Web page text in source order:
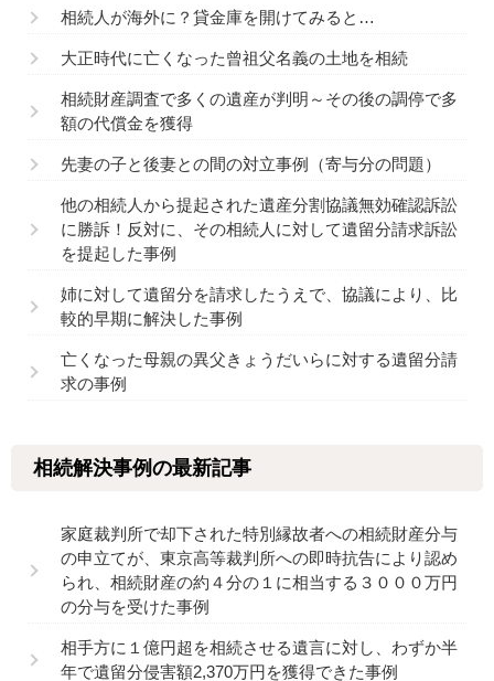
相続人が海外に？貸金庫を開けてみると…
大正時代に亡くなった曾祖父名義の土地を相続
相続財産調査で多くの遺産が判明～その後の調停で多
額の代償金を獲得
先妻の子と後妻との間の対立事例（寄与分の問題）
他の相続人から提起された遺産分割協議無効確認訴訟
に勝訴！反対に、その相続人に対して遺留分請求訴訟
を提起した事例
姉に対して遺留分を請求したうえで、協議により、比
較的早期に解決した事例
亡くなった母親の異父きょうだいらに対する遺留分請
求の事例
相続解決事例の最新記事
家庭裁判所で却下された特別縁故者への相続財産分与
の申立てが、東京高等裁判所への即時抗告により認め
られ、相続財産の約４分の１に相当する３０００万円
の分与を受けた事例
相手方に１億円超を相続させる遺言に対し、わずか半
年で遺留分侵害額2,370万円を獲得できた事例